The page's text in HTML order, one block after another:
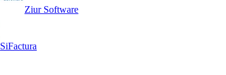
Ziur Software
SiFactura